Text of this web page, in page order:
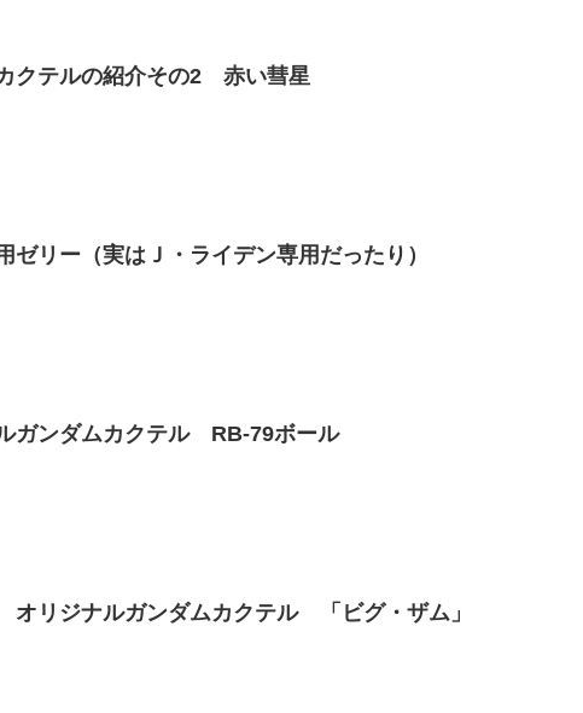
クテルの紹介その2 赤い彗星
ゼリー（実はＪ・ライデン専用だったり）
ガンダムカクテル RB-79ボール
リジナルガンダムカクテル 「ビグ・ザム」